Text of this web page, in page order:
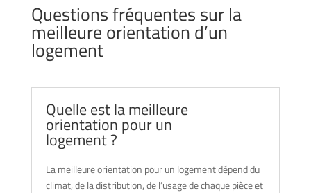
Questions fréquentes sur la
meilleure orientation d’un
logement
Quelle est la meilleure
orientation pour un
logement ?
La meilleure orientation pour un logement dépend du
climat, de la distribution, de l’usage de chaque pièce et